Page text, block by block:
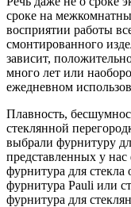
сроке на
восприятии работы
смонтированного
зависит,
много лет или
ежедневном
Плавность,
стеклянной
выбрали фурнитуру
представленных у
фурнитура для
фурнитура Pauli или
фурнитура для